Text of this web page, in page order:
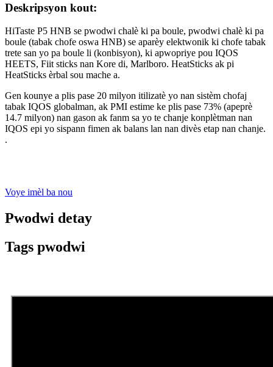
Deskripsyon kout:
HiTaste P5 HNB se pwodwi chalè ki pa boule, pwodwi chalè ki pa
boule (tabak chofe oswa HNB) se aparèy elektwonik ki chofe tabak
trete san yo pa boule li (konbisyon), ki apwopriye pou IQOS
HEETS, Fiit sticks nan Kore di, Marlboro. HeatSticks ak pi
HeatSticks èrbal sou mache a.
Gen kounye a plis pase 20 milyon itilizatè yo nan sistèm chofaj
tabak IQOS globalman, ak PMI estime ke plis pase 73% (apeprè
14.7 milyon) nan gason ak fanm sa yo te chanje konplètman nan
IQOS epi yo sispann fimen ak balans lan nan divès etap nan chanje.
.
Voye imèl ba nou
Pwodwi detay
Tags pwodwi